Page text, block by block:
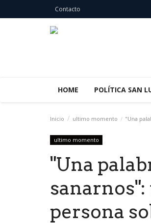
Contacto
HOME POLÍTICA SAN
Inicio ultimo momento "Una
ultimo momento
"Una
persona